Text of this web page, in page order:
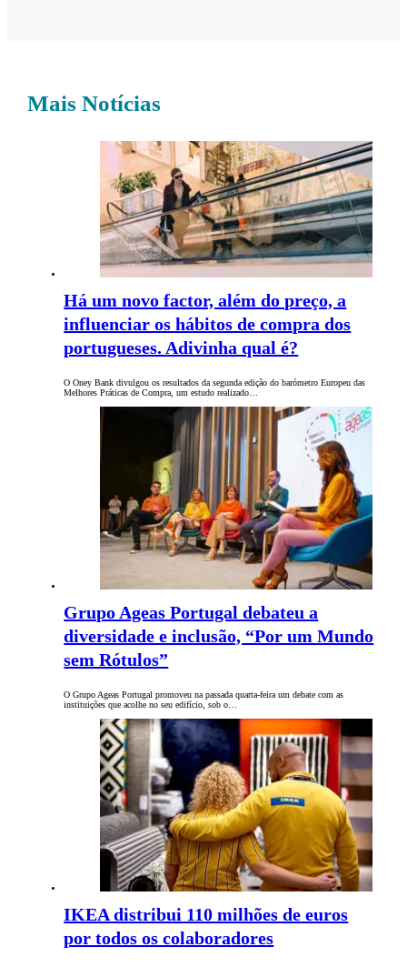
Mais Notícias
Há um novo factor, além do preço, a
influenciar os hábitos de compra dos
portugueses. Adivinha qual é?
O Oney Bank divulgou os resultados da segunda edição do barómetro Europeu das
Melhores Práticas de Compra, um estudo realizado…
Grupo Ageas Portugal debateu a
diversidade e inclusão, “Por um Mundo
sem Rótulos”
O Grupo Ageas Portugal promoveu na passada quarta-feira um debate com as
instituições que acolhe no seu edifício, sob o…
IKEA distribui 110 milhões de euros
por todos os colaboradores